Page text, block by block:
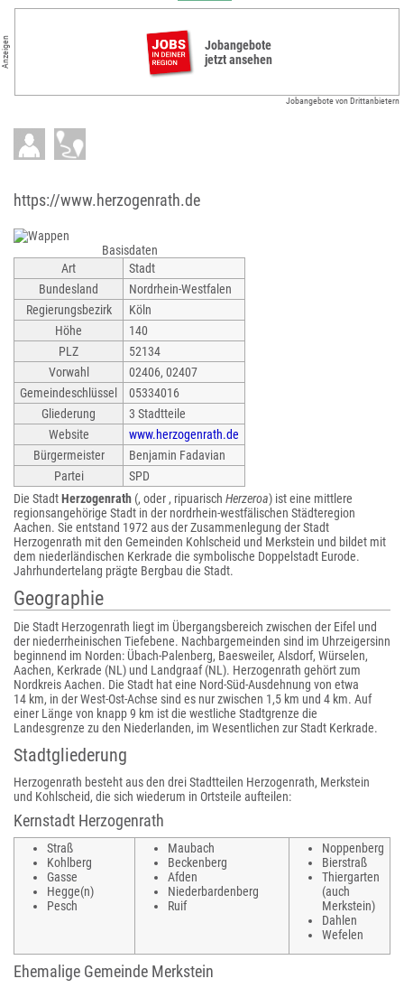
Anzeigen
Jobangebote
jetzt ansehen
Jobangebote von Drittanbietern
https://www.herzogenrath.de
Basisdaten
Art
Stadt
Bundesland
Nordrhein-Westfalen
Regierungsbezirk
Köln
Höhe
140
PLZ
52134
Vorwahl
02406, 02407
Gemeindeschlüssel
05334016
Gliederung
3 Stadtteile
Website
www.herzogenrath.de
Bürgermeister
Benjamin Fadavian
Partei
SPD
Die StadtHerzogenrath (, oder , ripuarisch Herzeroa) ist eine mittlere
regionsangehörige Stadt in der nordrhein-westfälischen Städteregion
Aachen. Sie entstand 1972 aus der Zusammenlegung der Stadt
Herzogenrath mit den Gemeinden Kohlscheid und Merkstein und bildet mit
dem niederländischen Kerkrade die symbolische Doppelstadt Eurode.
Jahrhundertelang prägte Bergbau die Stadt.
Geographie
Die Stadt Herzogenrath liegt im Übergangsbereich zwischen der Eifel und
der niederrheinischen Tiefebene. Nachbargemeinden sind im Uhrzeigersinn
beginnend im Norden: Übach-Palenberg, Baesweiler, Alsdorf, Würselen,
Aachen, Kerkrade (NL) und Landgraaf (NL). Herzogenrath gehört zum
Nordkreis Aachen. Die Stadt hat eine Nord-Süd-Ausdehnung von etwa
14 km, in der West-Ost-Achse sind es nur zwischen 1,5 km und 4 km. Auf
einer Länge von knapp 9 km ist die westliche Stadtgrenze die
Landesgrenze zu den Niederlanden, im Wesentlichen zur Stadt Kerkrade.
Stadtgliederung
Herzogenrath besteht aus den drei Stadtteilen Herzogenrath, Merkstein
und Kohlscheid, die sich wiederum in Ortsteile aufteilen:
Kernstadt Herzogenrath
Straß
Kohlberg
Gasse
Hegge(n)
Pesch
Maubach
Beckenberg
Afden
Niederbardenberg
Ruif
Noppenberg
Bierstraß
Thiergarten
(auch
Merkstein)
Dahlen
Wefelen
Ehemalige Gemeinde Merkstein